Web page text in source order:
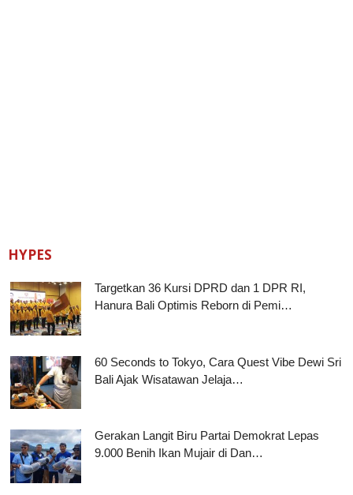
HYPES
Targetkan 36 Kursi DPRD dan 1 DPR RI,
Hanura Bali Optimis Reborn di Pemi…
60 Seconds to Tokyo, Cara Quest Vibe Dewi Sri
Bali Ajak Wisatawan Jelaja…
Gerakan Langit Biru Partai Demokrat Lepas
9.000 Benih Ikan Mujair di Dan…